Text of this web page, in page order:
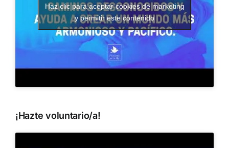
Haz clic para aceptar cookies de marketing
y permitir este contenido
¡Hazte voluntario/a!